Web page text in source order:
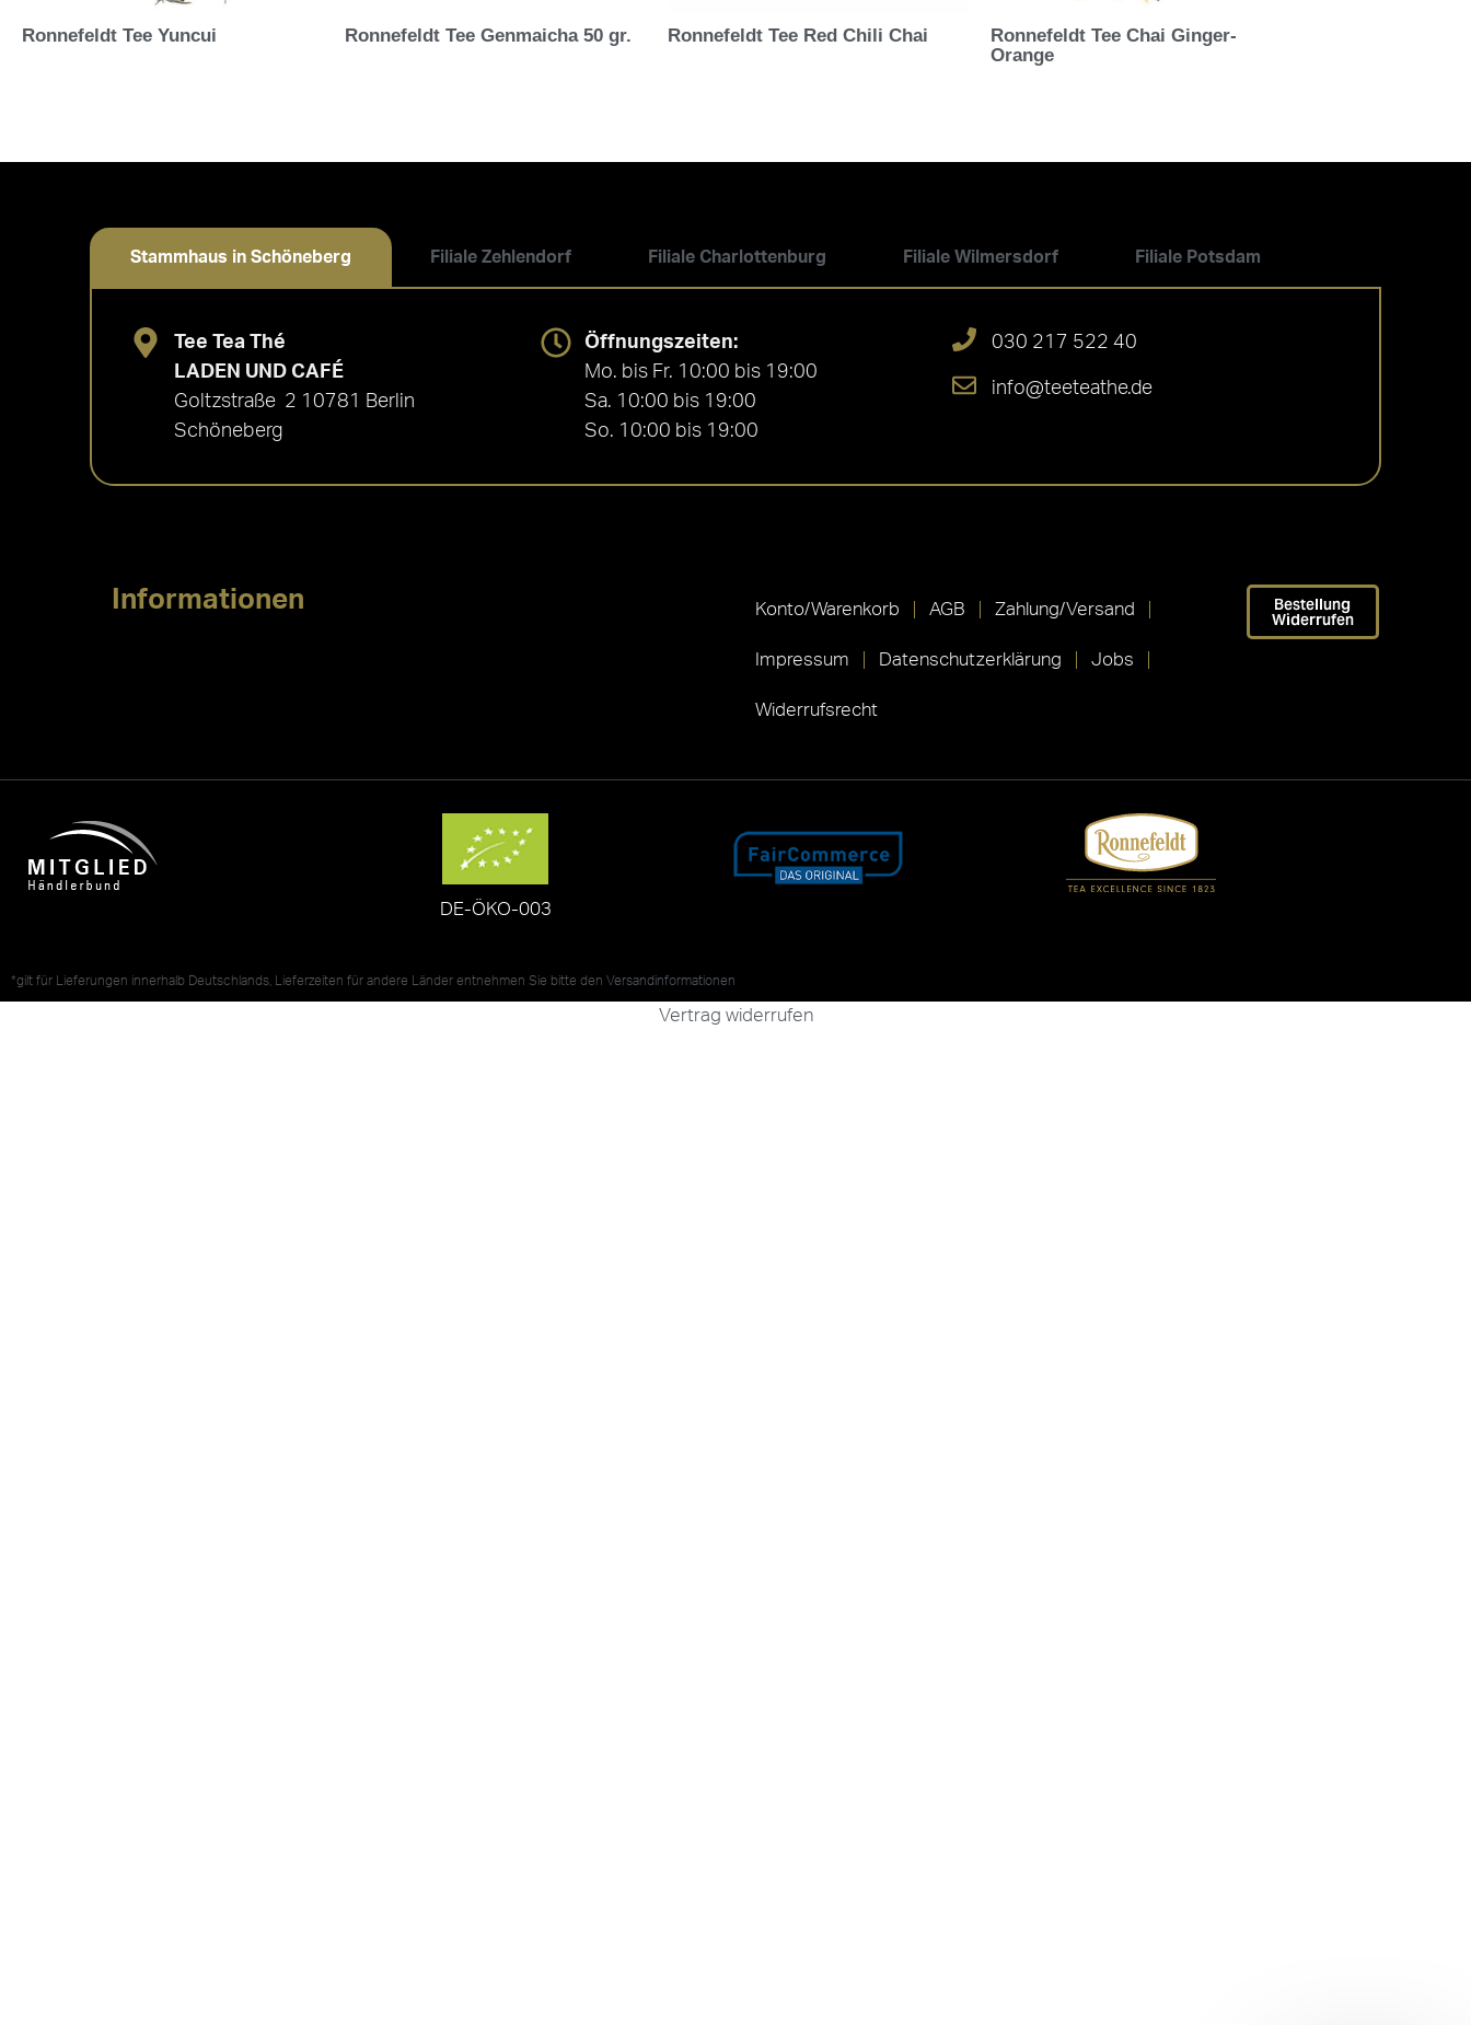
Ronnefeldt Tee Yuncui Ronnefeldt Tee Genmaicha 50 gr. Ronnefeldt Tee Red Chili Chai
Ronnefeldt Tee Chai Ginger-
Orange
Stammhaus in Schöneberg Filiale Zehlendorf Filiale Charlottenburg Filiale Wilmersdorf Filiale Potsdam
Tee Tea Thé
LADEN UND CAFÉ
Goltzstraße 2 10781 Berlin
Schöneberg
Öffnungszeiten:
Mo. bis Fr. 10:00 bis 19:00
Sa. 10:00 bis 19:00
So. 10:00 bis 19:00
030 217 522 40
info@teeteathe.de
Informationen Konto/Warenkorb AGB Zahlung/Versand
Impressum Datenschutzerklärung Jobs
Widerrufsrecht
Bestellung
Widerrufen
DE-ÖKO-003
*gilt für Lieferungen innerhalb Deutschlands, Lieferzeiten für andere Länder entnehmen Sie bitte den Versandinformationen
Vertrag widerrufen